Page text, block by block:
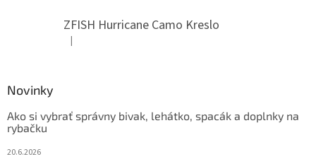
ZFISH Hurricane Camo Kreslo
Hodnotenie produktu je 5 z 5 hviezdičiek.
|
Novinky
Ako si vybrať správny bivak, lehátko, spacák a doplnky na
rybačku
20.6.2026